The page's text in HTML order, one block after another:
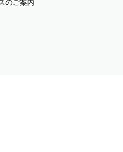
のご案内